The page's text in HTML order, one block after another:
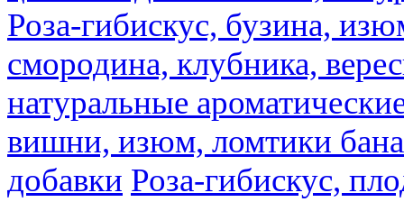
Роза-гибискус, бузина,
смородина, клубника,
натуральные
вишни, изюм, ломтики
добавки Роза-гибискус,